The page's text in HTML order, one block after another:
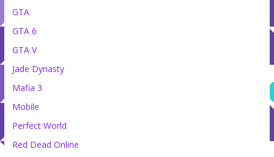
GTA
GTA 6
GTA V
Jade Dynasty
Mafia 3
Mobile
Perfect World
Red Dead Online